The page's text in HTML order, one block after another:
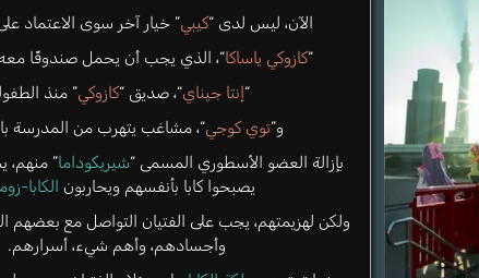
الآن، ليس لدى “كيبي” خيار آخر سوى الاعتماد
“كازوكي ياساكا“، الذي يجب أن يحمل صندوقًا
“إنتا جيناي“، صديق “كازوكي” منذ
و”توي كوجي“، مشاغب يتهرب من المدرسة
بإزالة العضو الأسطوري المسمى “شيريكوداما” منهم،
يصبحوا كابا بأنفسهم ويحاربون الكابا-
ولكن لهزيمتهم، يجب على الفتيان التواصل مع بعضهم
وأجسادهم، وأهم شيء، أسرارهم.